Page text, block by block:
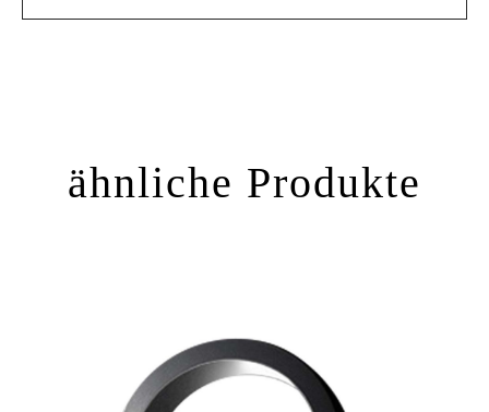
ähnliche Produkte